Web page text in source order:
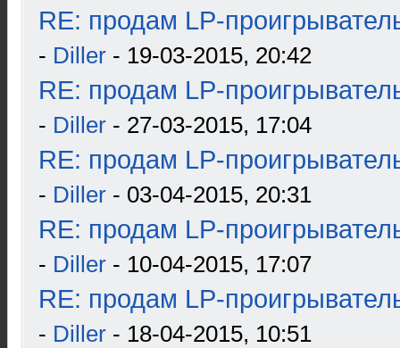
RE: продам LP-
- Diller - 19-03-2015, 20:42
RE: продам LP-
- Diller - 27-03-2015, 17:04
RE: продам LP-
- Diller - 03-04-2015, 20:31
RE: продам LP-
- Diller - 10-04-2015, 17:07
RE: продам LP-
- Diller - 18-04-2015, 10:51